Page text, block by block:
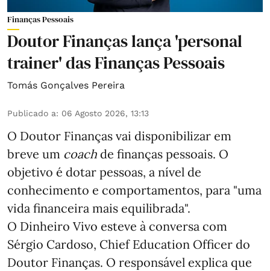
Finanças Pessoais
Doutor Finanças lança 'personal
trainer' das Finanças Pessoais
Tomás Gonçalves Pereira
Publicado a: 06 Agosto 2026, 13:13
O Doutor Finanças vai disponibilizar em
breve um coach de finanças pessoais. O
objetivo é dotar pessoas, a nível de
conhecimento e comportamentos, para "uma
vida financeira mais equilibrada".
O Dinheiro Vivo esteve à conversa com
Sérgio Cardoso, Chief Education Officer do
Doutor Finanças. O responsável explica que